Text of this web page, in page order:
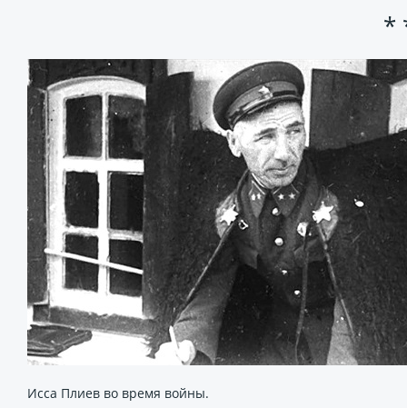
*
Исса Плиев во время войны.